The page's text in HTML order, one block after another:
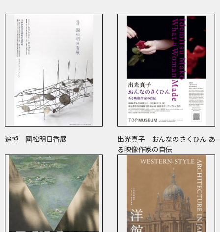
追悼 國松明日香展
出光真子 おんなのさくひん ――あ
る映像作家の自伝